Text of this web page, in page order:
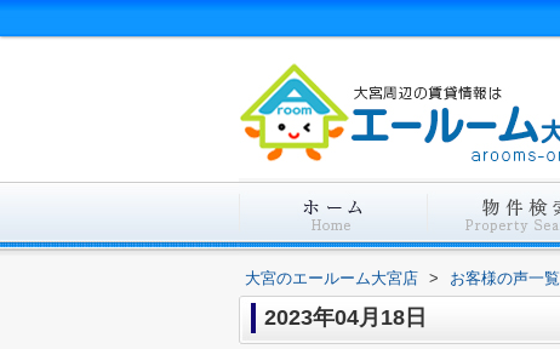
大宮のエールーム大宮店 > お客様の声一覧
2023年04月18日